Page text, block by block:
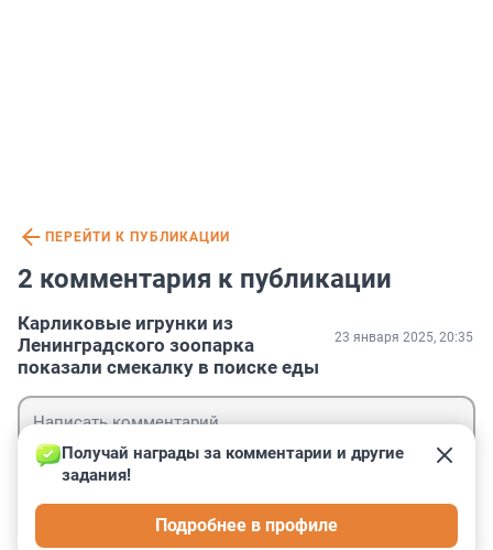
ПЕРЕЙТИ К ПУБЛИКАЦИИ
2 комментария к публикации
Карликовые игрунки из
Ленинградского зоопарка
показали смекалку в поиске еды
23 января 2025, 20:35
Получай награды за комментарии и другие
задания!
Подробнее в профиле